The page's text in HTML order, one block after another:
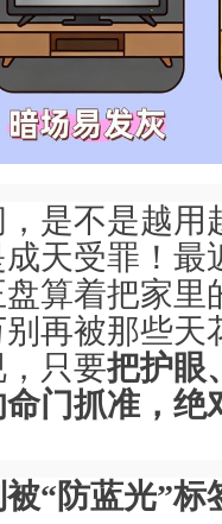
是不是越用
天受罪！最
算着把家里
再被那些天
只要把护眼
门抓准，绝
“防蓝光”标